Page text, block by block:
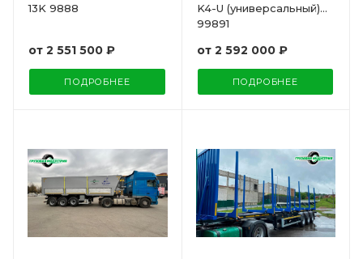
13K 9888
от 2 551 500 ₽
ПОДРОБНЕЕ
K4-U (универсальный)
99891
от 2 592 000 ₽
ПОДРОБНЕЕ